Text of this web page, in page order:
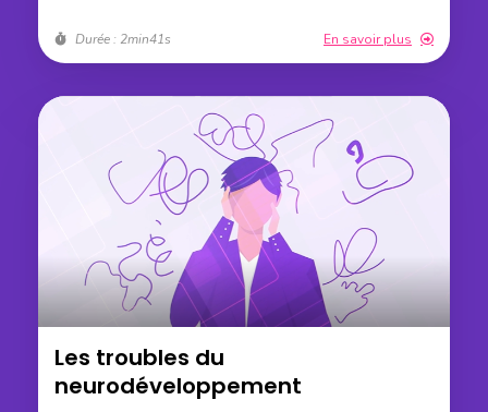
Durée : 2min41s En savoir plus
Les troubles du
neurodéveloppement